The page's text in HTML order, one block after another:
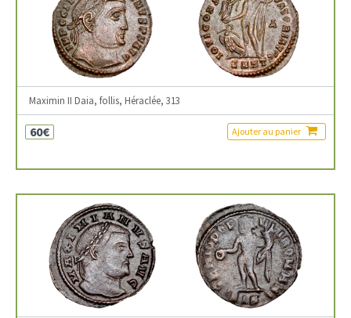
Maximin II Daia, follis, Héraclée, 313
60€ Ajouter au panier